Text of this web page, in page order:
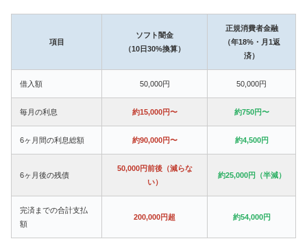
項目
ソフト闇金
（10日30%換算）
正規消費者金融
（年18%・月1返
済）
借入額 50,000円 50,000円
毎月の利息 約15,000円〜 約750円〜
6ヶ月間の利息総額 約90,000円〜 約4,500円
6ヶ月後の残債
50,000円前後（減らな
い）
約25,000円（半減）
完済までの合計支払
額
200,000円超 約54,000円